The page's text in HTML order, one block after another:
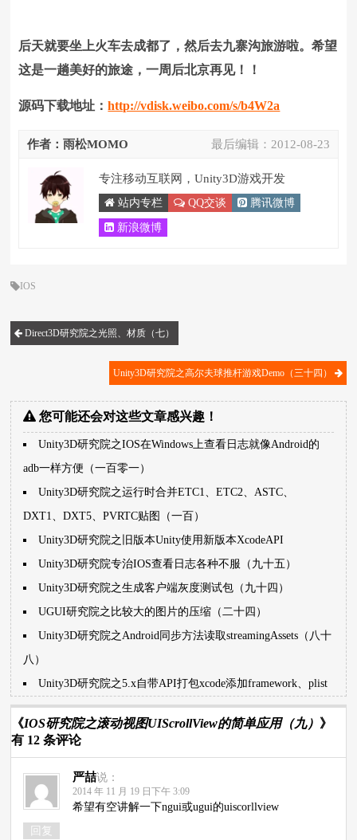
后天就要坐上火车去成都了，然后去九寨沟旅游啦。希望
这是一趟美好的旅途，一周后北京再见！！
源码下载地址：http://vdisk.weibo.com/s/b4W2a
最后编辑： 2012-08-23
作者：雨松MOMO
专注移动互联网，Unity3D游戏开发
站内专栏 QQ交谈 腾讯微博
新浪微博
IOS
Direct3D研究院之光照、材质（七）
Unity3D研究院之高尔夫球推杆游戏Demo（三十四）
您可能还会对这些文章感兴趣！
Unity3D研究院之IOS在Windows上查看日志就像Android的
adb一样方便（一百零一）
Unity3D研究院之运行时合并ETC1、ETC2、ASTC、
DXT1、DXT5、PVRTC贴图（一百）
Unity3D研究院之旧版本Unity使用新版本XcodeAPI
Unity3D研究院专治IOS查看日志各种不服（九十五）
Unity3D研究院之生成客户端灰度测试包（九十四）
UGUI研究院之比较大的图片的压缩（二十四）
Unity3D研究院之Android同步方法读取streamingAssets（八十
八）
Unity3D研究院之5.x自带API打包xcode添加framework、plist
《IOS研究院之滚动视图UIScrollView的简单应用（九） 》
有 12 条评论
严喆说：
2014 年 11 月 19 日下午 3:09
希望有空讲解一下ngui或ugui的uiscorllview
回复